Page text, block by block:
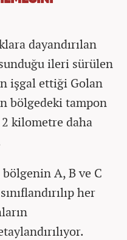
dayandırılan
ileri sürülen
işgal ettiği Golan
bölgedeki tampon
kilometre daha
bölgenin A, B ve C
her